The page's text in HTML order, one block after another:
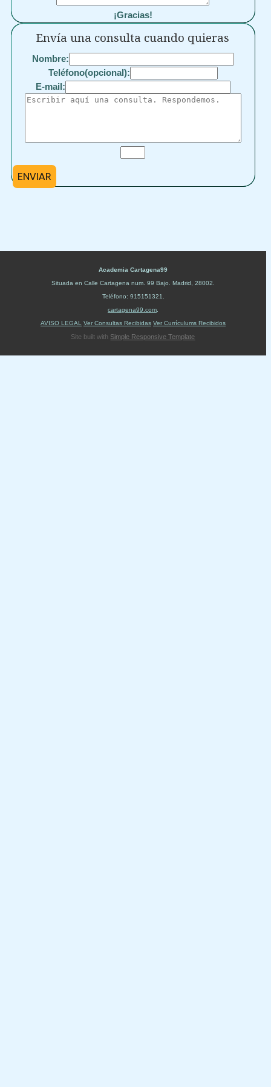
¡Gracias!
Envía una consulta cuando quieras
Nombre:
Teléfono(opcional):
E-mail:
ENVIAR
Academia Cartagena99
Situada en Calle Cartagena num. 99 Bajo Madrid 28002
Teléfono: 915151321
cartagena99.com
AVISO LEGAL
Ver Consultas Recibidas Ver Currículums Recibidos
Site built with Simple Responsive Template